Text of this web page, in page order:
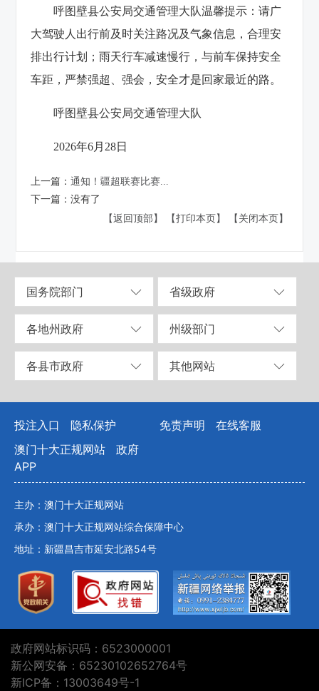
呼图壁县公安局交通管理大队温馨提示：请广
大驾驶人出行前及时关注路况及气象信息，合理安
排出行计划；雨天行车减速慢行，与前车保持安全
车距，严禁强超、强会，安全才是回家最近的路。
呼图壁县公安局交通管理大队
2026年6月28日
上一篇：通知！疆超联赛比赛...
下一篇：没有了
【返回顶部】
【打印本页】 【关闭本页】
国务院部门 省级政府
各地州政府 州级部门
各县市政府 其他网站
投注入口 隐私保护 免责声明
在线客服
澳门十大正规网站
政府
APP
主办：澳门十大正规网站
承办：澳门十大正规网站综合保障中心
地址：新疆昌吉市延安北路54号
政府网站标识码：6523000001
新公网安备：65230102652764号
新ICP备：13003649号-1